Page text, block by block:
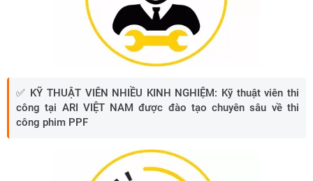
✅ KỸ THUẬT VIÊN NHIỀU KINH NGHIỆM: Kỹ thuật viên thi
công tại ARI VIỆT NAM được đào tạo chuyên sâu về thi
công phim PPF